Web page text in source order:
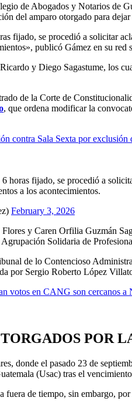
de Abogados y Notarios
del amparo otorgado para
fijado, se procedió a solicitar
publicó Gámez en su red
y Diego Sagastume, los
de la Corte de
, que ordena modificar la
contra Sala Sexta por
horas fijado, se procedió a
a los acontecimientos.
February 3, 2026
y Caren Orfilia Guzmán
Solidaria de
de lo Contencioso
por Sergio Roberto López
votos en CANG son cercanos a
POR
donde el pasado 23 de
(Usac) tras el
fuera de tiempo, sin embargo,